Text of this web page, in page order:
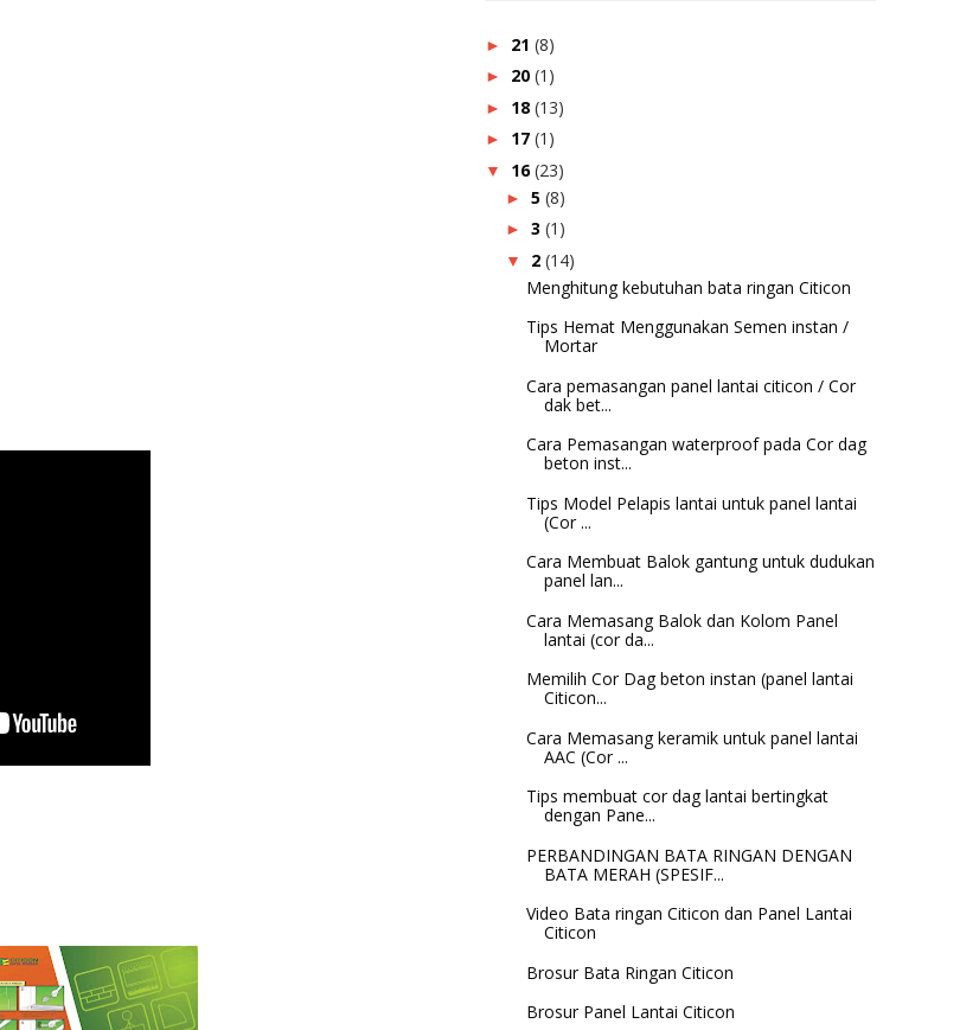
► 21 (8)
► 20 (1)
► 18 (13)
► 17 (1)
▼ 16(23)
► 5 (8)
► 3 (1)
▼ 2 (14)
Menghitung kebutuhan bata ringan Citicon
Tips Hemat Menggunakan Semen instan /
Mortar
Cara pemasangan panel lantai citicon / Cor
dak bet...
Cara Pemasangan waterproof pada Cor dag
beton inst...
Tips Model Pelapis lantai untuk panel lantai
(Cor ...
Cara Membuat Balok gantung untuk dudukan
panel lan...
Cara Memasang Balok dan Kolom Panel
lantai (cor da...
Memilih Cor Dag beton instan (panel lantai
Citicon...
Cara Memasang keramik untuk panel lantai
AAC (Cor ...
Tips membuat cor dag lantai bertingkat
dengan Pane...
PERBANDINGAN BATA RINGAN DENGAN
BATA MERAH (SPESIF...
Video Bata ringan Citicon dan Panel Lantai
Citicon
Brosur Bata Ringan Citicon
Brosur Panel Lantai Citicon